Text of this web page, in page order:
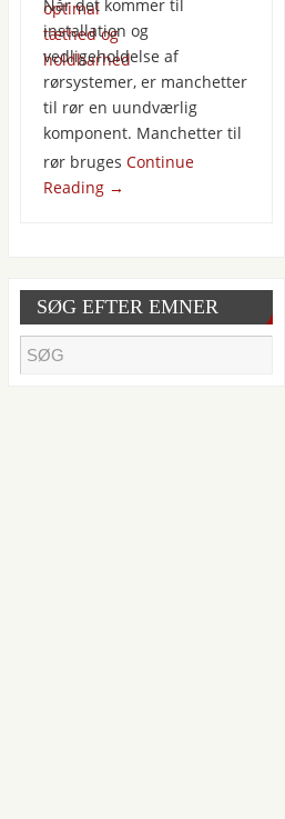
Når det kommer til
installation og
vedligeholdelse af
rørsystemer, er manchetter
til rør en uundværlig
komponent. Manchetter til
rør bruges Continue
Reading →
SØG EFTER EMNER